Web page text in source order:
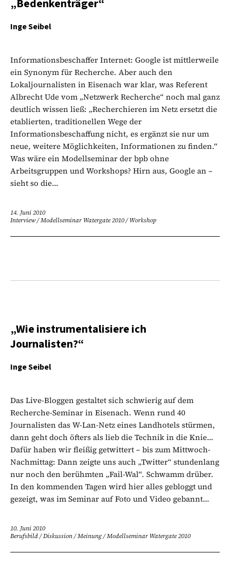
„Bedenkenträger“
Inge Seibel
Informationsbeschaffer Internet: Google ist mittlerweile
ein Synonym für Recherche. Aber auch den
Lokaljournalisten in Eisenach war klar, was Referent
Albrecht Ude vom „Netzwerk Recherche“ noch mal ganz
deutlich wissen ließ: „Recherchieren im Netz ersetzt die
etablierten, traditionellen Wege der
Informationsbeschaffung nicht, es ergänzt sie nur um
neue, weitere Möglichkeiten, Informationen zu finden.“
Was wäre ein Modellseminar der bpb ohne
Arbeitsgruppen und Workshops? Hirn aus, Google an –
sieht so die...
14. Juni 2010
Interview/Modellseminar Watergate 2010/Workshop
„Wie instrumentalisiere ich
Journalisten?“
Inge Seibel
Das Live-Bloggen gestaltet sich schwierig auf dem
Recherche-Seminar in Eisenach. Wenn rund 40
Journalisten das W-Lan-Netz eines Landhotels stürmen,
dann geht doch öfters als lieb die Technik in die Knie…
Dafür haben wir fleißig getwittert – bis zum Mittwoch-
Nachmittag: Dann zeigte uns auch „Twitter“ stundenlang
nur noch den berühmten „Fail-Wal“. Schwamm drüber.
In den kommenden Tagen wird hier alles gebloggt und
gezeigt, was im Seminar auf Foto und Video gebannt...
10. Juni 2010
Berufsbild/Diskussion/Meinung/Modellseminar Watergate 2010